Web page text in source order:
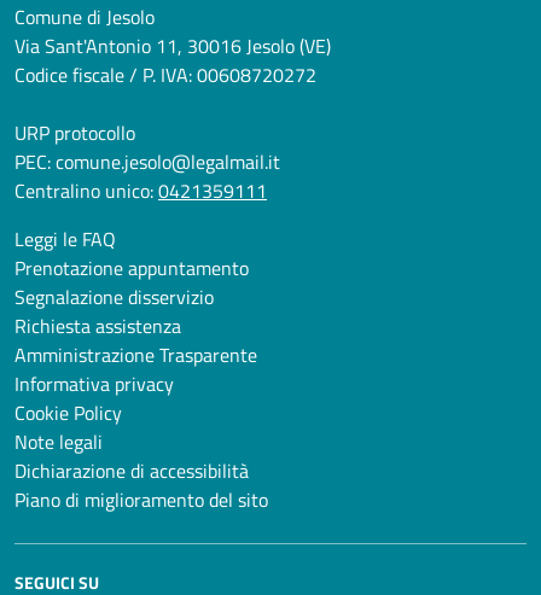
Comune di Jesolo
Via Sant'Antonio 11, 30016 Jesolo (VE)
Codice fiscale / P. IVA: 00608720272
URP protocollo
PEC:comune.jesolo@legalmail.it
Centralino unico:0421359111
Leggi le FAQ
Prenotazione appuntamento
Segnalazione disservizio
Richiesta assistenza
Amministrazione Trasparente
Informativa privacy
Cookie Policy
Note legali
Dichiarazione di accessibilità
Piano di miglioramento del sito
SEGUICI SU